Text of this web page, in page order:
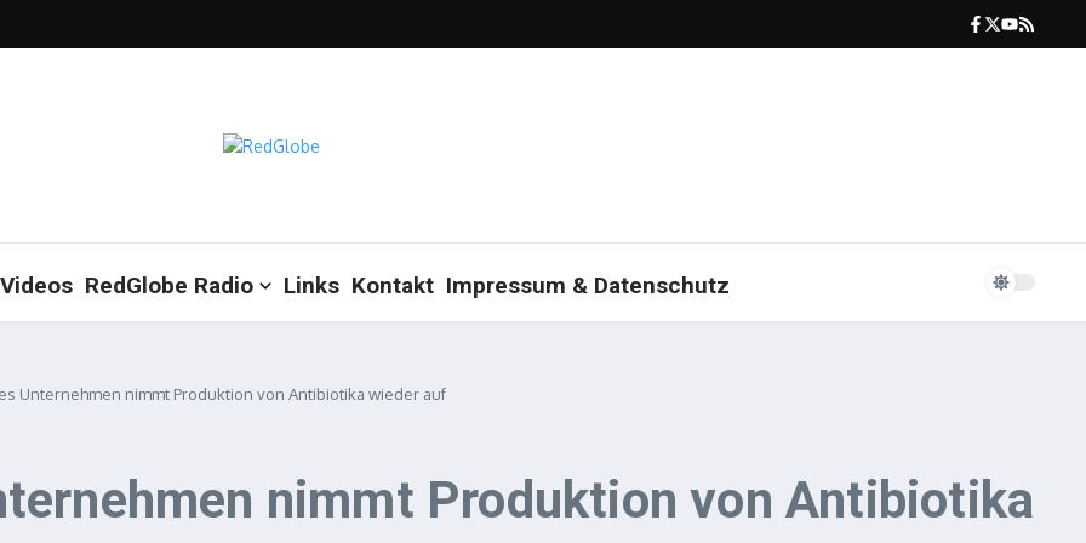
Videos RedGlobe Radio Links Kontakt Impressum & Datenschutz
Unternehmen nimmt Produktion von Antibiotika wieder auf
nimmt Produktion von Antibiotika